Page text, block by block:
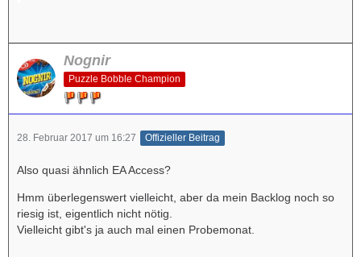
Nognir
Puzzle Bobble Champion
28. Februar 2017 um 16:27 Offizieller Beitrag
Also quasi ähnlich EA Access?
Hmm überlegenswert vielleicht, aber da mein Backlog noch so
riesig ist, eigentlich nicht nötig.
Vielleicht gibt's ja auch mal einen Probemonat.